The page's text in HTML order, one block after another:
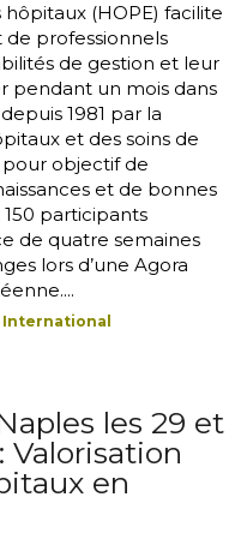
(HOPE) facilite
professionnels
de gestion et leur
pendant un mois dans
1981 par la
et des soins de
objectif de
et de bonnes
participants
de quatre semaines
lors d’une Agora
International
les 29 et
Valorisation
en